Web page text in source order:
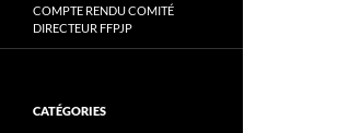
COMPTE RENDU COMITÉ
DIRECTEUR FFPJP
CATÉGORIES